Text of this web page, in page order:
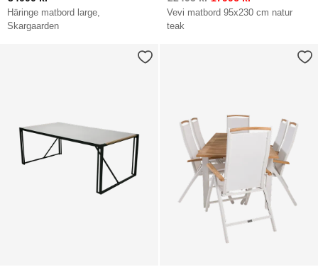
Häringe matbord large,
Skargaarden
Vevi matbord 95x230 cm natur
teak